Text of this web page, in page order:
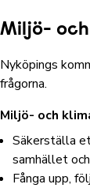
Miljö-
Nyköpings
frågorna.
Miljö- och
Säkerställa
samhället
Fånga upp,